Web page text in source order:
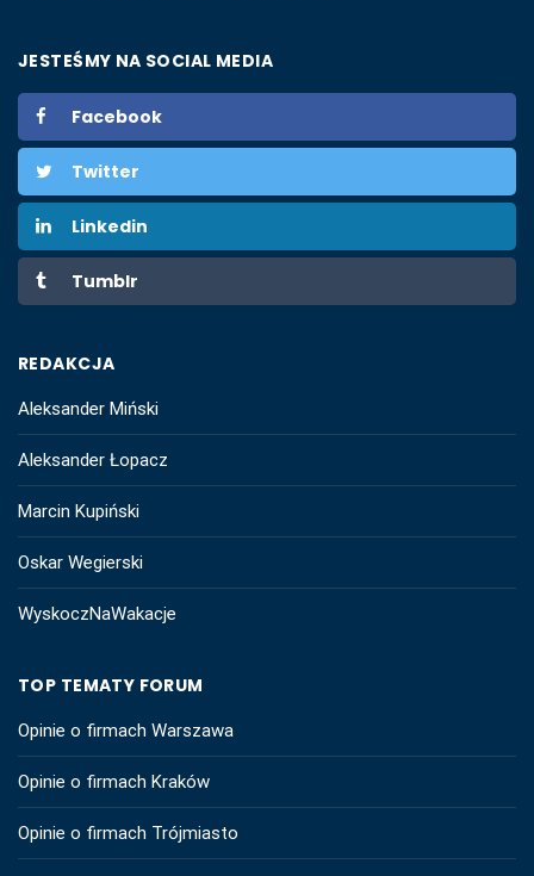
JESTEŚMY NA SOCIAL MEDIA
Facebook
Twitter
Linkedin
Tumblr
REDAKCJA
Aleksander Miński
Aleksander Łopacz
Marcin Kupiński
Oskar Wegierski
WyskoczNaWakacje
TOP TEMATY FORUM
Opinie o firmach Warszawa
Opinie o firmach Kraków
Opinie o firmach Trójmiasto